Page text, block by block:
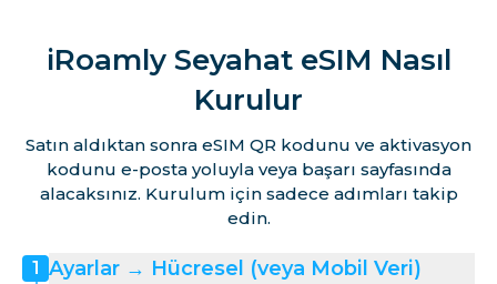
iRoamly Seyahat eSIM Nasıl
Kurulur
Satın aldıktan sonra eSIM QR kodunu ve aktivasyon
kodunu e-posta yoluyla veya başarı sayfasında
alacaksınız. Kurulum için sadece adımları takip
edin.
1
Ayarlar → Hücresel (veya Mobil Veri)